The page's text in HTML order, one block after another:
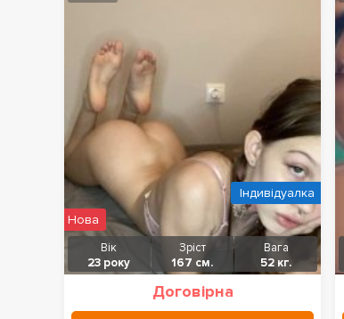
Вік
23 року
Зріст
167 см.
Вага
52 кг.
Договірна
Нова
Індивідуалка